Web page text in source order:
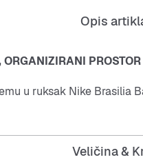
Opis
ORGANIZIRANI
u ruksak Nike Brasilia
koji vam poma�u da
za prijenosno ra?unalo,
i unutarnji d�ep s
je proizvod izra?en od
Veličina &